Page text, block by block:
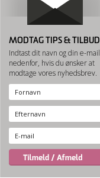
MODTAG TIPS & TILBUD
Indtast dit navn og din e-mail
nedenfor, hvis du ønsker at
modtage vores nyhedsbrev.